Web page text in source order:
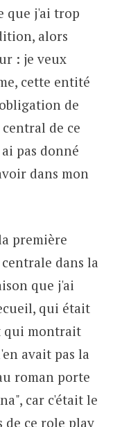
que j'ai trop
alors
: je veux
cette entité
de
de ce
pas donné
dans mon
première
dans la
que j'ai
qui était
qui montrait
avait pas la
roman porte
car c'était le
de ce role play